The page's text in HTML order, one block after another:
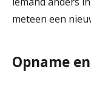
meteen een
Opname